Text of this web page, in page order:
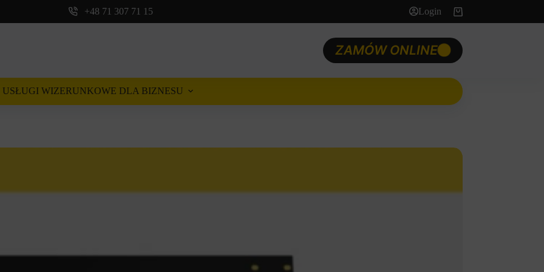
+48 71 307 71 15 Login Koszyk
ZAMÓW ONLINE
USŁUGI WIZERUNKOWE DLA BIZNESU